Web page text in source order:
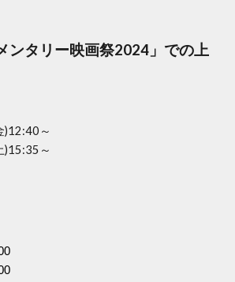
ンタリー映画祭2024」での上
)12:40～
)15:35～